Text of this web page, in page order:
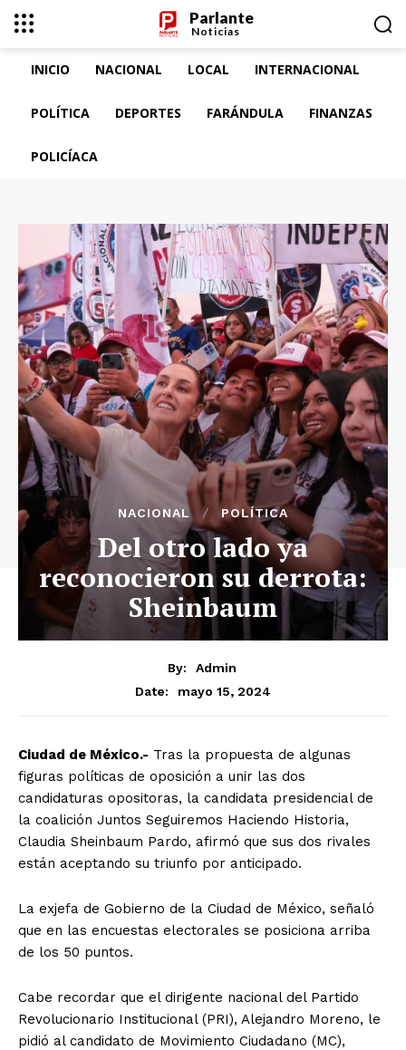
Parlante
Noticias
INICIO NACIONAL LOCAL INTERNACIONAL
POLÍTICA DEPORTES FARÁNDULA FINANZAS
POLICÍACA
NACIONAL POLÍTICA
Del otro lado ya
reconocieron su derrota:
Sheinbaum
By:
Admin
Date:
mayo 15, 2024
Ciudad de México.- Tras la propuesta de algunas
figuras políticas de oposición a unir las dos
candidaturas opositoras, la candidata presidencial de
la coalición Juntos Seguiremos Haciendo Historia,
Claudia Sheinbaum Pardo, afirmó que sus dos rivales
están aceptando su triunfo por anticipado.
La exjefa de Gobierno de la Ciudad de México, señaló
que en las encuestas electorales se posiciona arriba
de los 50 puntos.
Cabe recordar que el dirigente nacional del Partido
Revolucionario Institucional (PRI), Alejandro Moreno, le
pidió al candidato de Movimiento Ciudadano (MC),